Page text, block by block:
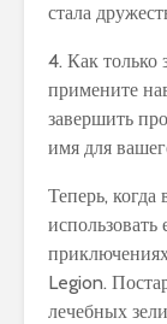
стала
4. Как только
примените
завершить
имя для
Теперь,
использовать
Legion.
лечебных